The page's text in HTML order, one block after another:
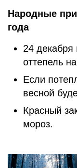
Народные
года
24
оттепель
Если
весной
Красный
мороз.